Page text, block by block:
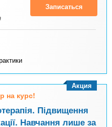
Записаться
на курс!
Підвищення
Навчання лише за
Акция